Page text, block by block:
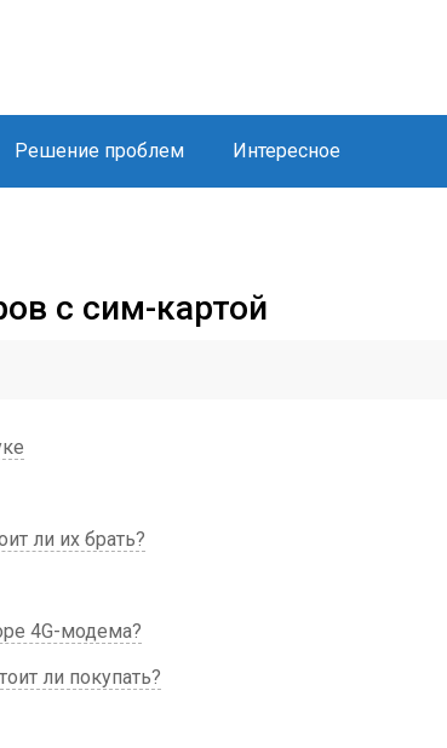
Решение проблем Интересное
с сим-картой
ли их брать?
4G-модема?
ли покупать?